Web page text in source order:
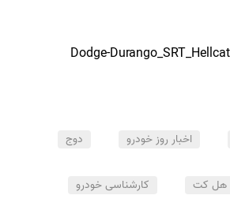
اخبار روز خودرو دوج
هل کت کارشناسی خودرو